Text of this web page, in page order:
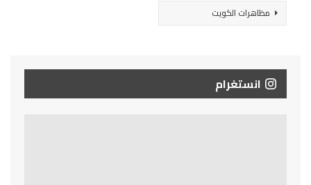
مظاهرات الكويت
انستغرام